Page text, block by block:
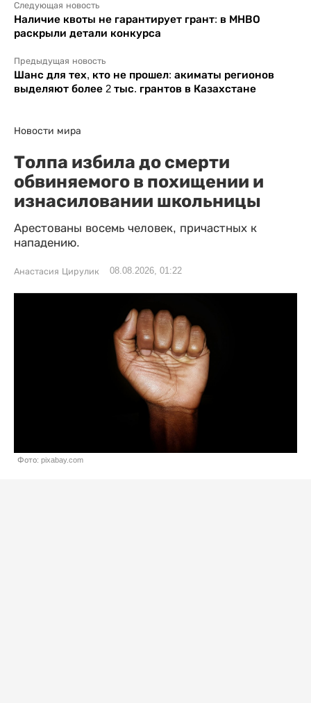
Следующая новость
Наличие квоты не гарантирует грант: в МНВО
раскрыли детали конкурса
Предыдущая новость
Шанс для тех, кто не прошел: акиматы регионов
выделяют более 2 тыс. грантов в Казахстане
Новости мира
Толпа избила до смерти
обвиняемого в похищении и
изнасиловании школьницы
Арестованы восемь человек, причастных к
нападению.
Анастасия Цирулик 08.08.2026, 01:22
Фото: pixabay.com